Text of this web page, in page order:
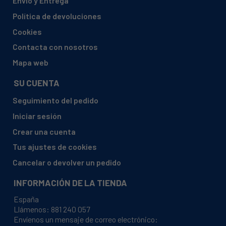
BAUKNECHT, 851156101003 GSFM 5160 IN
BAUKNECHT, 851156161012 GSU 5533 WS
BAUKNECHT, 851156161022 GSU 5533 SW
BAUKNECHT, 851156161023 GSU 5533 SW
BAUKNECHT, 851156161024 GSU 5533 SW
Política de devoluciones
Cookies
Contacta con nosotros
Mapa web
SU CUENTA
Seguimiento del pedido
Iniciar sesión
Crear una cuenta
Tus ajustes de cookies
Cancelar o devolver un pedido
INFORMACIÓN DE LA TIENDA
España
Llámenos: 881 240 057
Envíenos un mensaje de correo electrónico: